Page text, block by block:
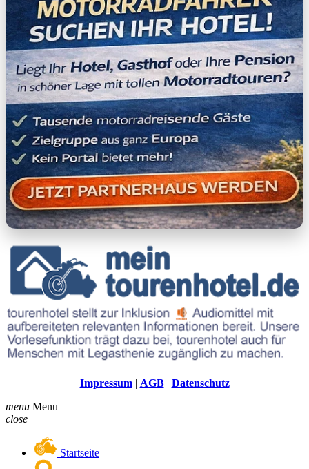
Impressum| AGB| Datenschutz
menu Menu
close
Startseite